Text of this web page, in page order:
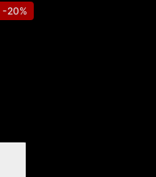
-20%